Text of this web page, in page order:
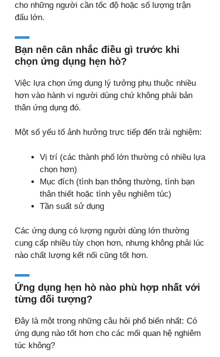
cho những người cần tốc độ hoặc số lượng trận
đấu lớn.
Bạn nên cân nhắc điều gì trước khi
chọn ứng dụng hẹn hò?
Việc lựa chọn ứng dụng lý tưởng phụ thuộc nhiều
hơn vào hành vi người dùng chứ không phải bản
thân ứng dụng đó.
Một số yếu tố ảnh hưởng trực tiếp đến trải nghiệm:
Vị trí (các thành phố lớn thường có nhiều lựa
chọn hơn)
Mục đích (tình bạn thông thường, tình bạn
thân thiết hoặc tình yêu nghiêm túc)
Tần suất sử dụng
Các ứng dụng có lượng người dùng lớn thường
cung cấp nhiều tùy chọn hơn, nhưng không phải lúc
nào chất lượng kết nối cũng tốt hơn.
Ứng dụng hẹn hò nào phù hợp nhất với
từng đối tượng?
Đây là một trong những câu hỏi phổ biến nhất: Có
ứng dụng nào tốt hơn cho các mối quan hệ nghiêm
túc không?